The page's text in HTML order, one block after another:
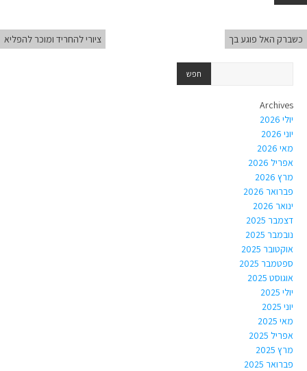
כשברק האל פוגע בך ציורי להחריד ומוכר להפליא
Archives
יולי 2026
יוני 2026
מאי 2026
אפריל 2026
מרץ 2026
פברואר 2026
ינואר 2026
דצמבר 2025
נובמבר 2025
אוקטובר 2025
ספטמבר 2025
אוגוסט 2025
יולי 2025
יוני 2025
מאי 2025
אפריל 2025
מרץ 2025
פברואר 2025